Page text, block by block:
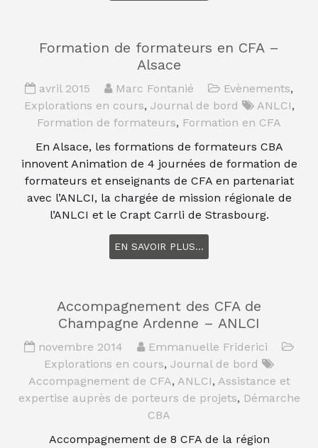
Formation de formateurs en CFA –
Alsace
avril 2015 Marc Fontanié Evènements,
Explorations en cours, Journal de bord ANLCI,
Formation de formateurs, Formation en CFA
En Alsace, les formations de formateurs CBA
innovent Animation de 4 journées de formation de
formateurs et enseignants de CFA en partenariat
avec l’ANLCI, la chargée de mission régionale de
l’ANLCI et le Crapt Carrli de Strasbourg.
EN SAVOIR PLUS...
Accompagnement des CFA de
Champagne Ardenne – ANLCI
novembre 2014
Emmanuelle Friderici
Explorations en cours, Journal de bord
Accompagnement de CFA, ANLCI, Assistance et
expertise auprès de porteurs de projets, Démarche
CBA
Accompagnement de 8 CFA de la région